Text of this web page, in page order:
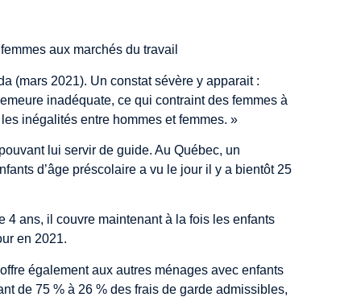
aux marchés du travail
(mars 2021). Un constat sévère y apparait :
inadéquate, ce qui contraint des femmes à
inégalités entre hommes et femmes. »
lui servir de guide. Au Québec, un
d’âge préscolaire a vu le jour il y a bientôt 25
4 ans, il couvre maintenant à la fois les enfants
en 2021.
également aux autres ménages avec enfants
de 75 % à 26 % des frais de garde admissibles,